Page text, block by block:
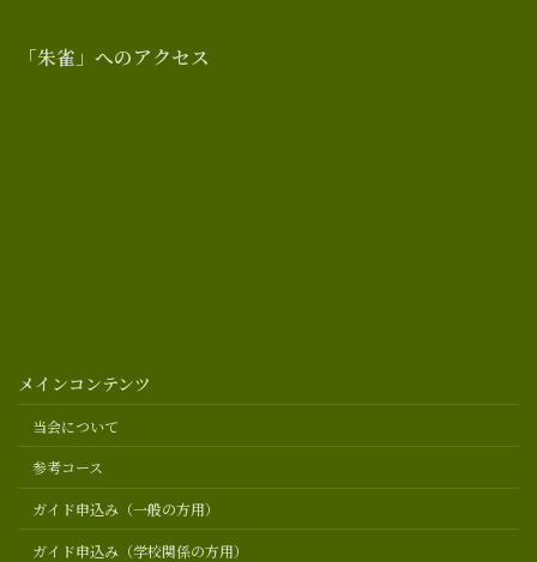
「朱雀」へのアクセス
メインコンテンツ
当会について
参考コース
ガイド申込み（一般の方用）
ガイド申込み（学校関係の方用）